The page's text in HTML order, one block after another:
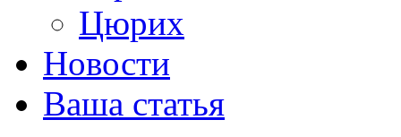
Цюрих
Новости
Ваша статья